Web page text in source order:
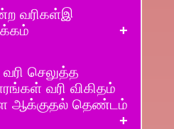
வரிகள்இ
செலுத்த
வரி விகிதம்
ஆக்குதல் தெண்டம்